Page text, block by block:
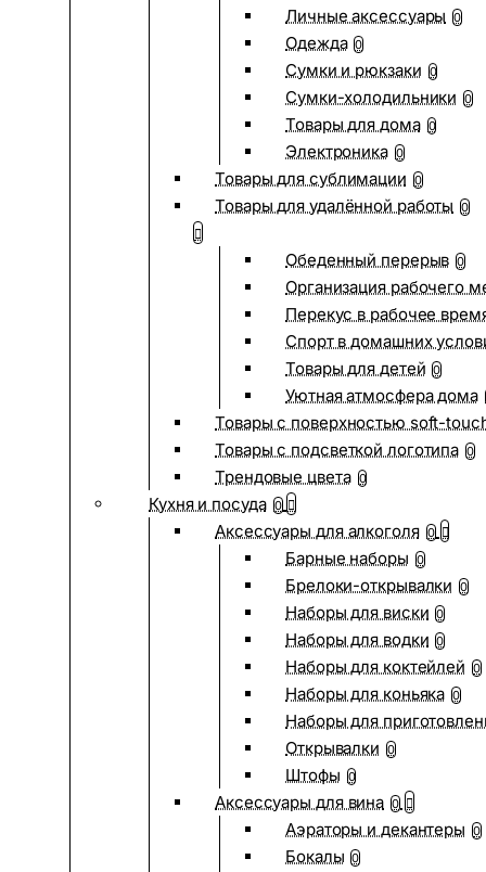
Личные аксессуары 0
Одежда 0
Сумки и рюкзаки 0
Сумки-холодильники 0
Товары для дома 0
Электроника 0
Товары для сублимации 0
Товары для удалённой работы 0
Обеденный перерыв 0
Организация рабочего
Перекус в рабочее
Спорт в домашних
Товары для детей 0
Уютная атмосфера дома
Товары с поверхностью soft-
Товары с подсветкой логотипа 0
Трендовые цвета 0
Кухня и посуда 0
Аксессуары для алкоголя 0
Барные наборы 0
Брелоки-открывалки 0
Наборы для виски 0
Наборы для водки 0
Наборы для коктейлей 0
Наборы для коньяка 0
Наборы для
Открывалки 0
Штофы 0
Аксессуары для вина 0
Аэраторы и декантеры 0
Бокалы 0